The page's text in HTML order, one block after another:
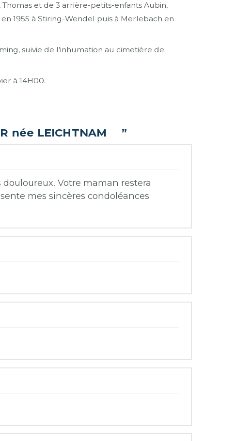
et de 3 arrière-petits-enfants Aubin,
1955 à Stiring-Wendel puis à Merlebach en
suivie de l’inhumation au cimetière de
à 14H00.
née LEICHTNAM ”
Votre maman restera
mes sincères condoléances